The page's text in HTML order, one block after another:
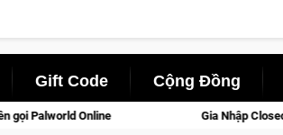
Gift Code Cộng Đồng
Gia Nhập Closed Beta Norse Saga: Cửu Giới